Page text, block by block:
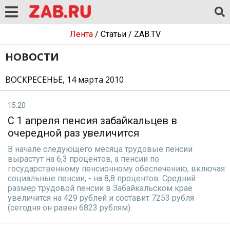
Лента/ Статьи/ ZAB.TV
НОВОСТИ
ВОСКРЕСЕНЬЕ, 14 марта 2010
15:20
С 1 апреля пенсия забайкальцев в
очередной раз увеличится
В начале следующего месяца трудовые пенсии
вырастут на 6,3 процентов, а пенсии по
государственному пенсионному обеспечению, включая
социальные пенсии, - на 8,8 процентов. Средний
размер трудовой пенсии в Забайкальском крае
увеличится на 429 рублей и составит 7253 рубля
(сегодня он равен 6823 рублям).